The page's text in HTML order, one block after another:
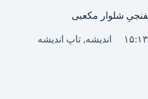
شلوار مکعبی
اندیشه,تاپ اندیشه